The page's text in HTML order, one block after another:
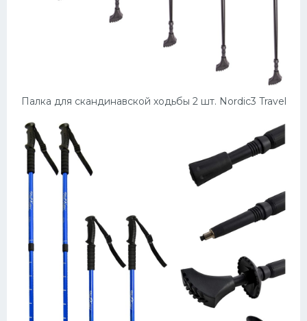
Палка для скандинавской ходьбы 2 шт. Nordic3 Travel